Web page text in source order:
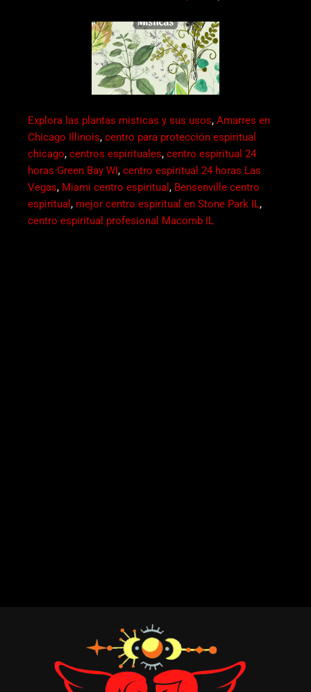
Explora las plantas misticas y sus usos, Amarres en
Chicago Illinois, centro para protección espiritual
chicago, centros espirituales, centro espiritual 24
horas Green Bay WI, centro espiritual 24 horas Las
Vegas, Miami centro espiritual , Bensenville centro
espiritual , mejor centro espiritual en Stone Park IL,
centro espiritual profesional Macomb IL